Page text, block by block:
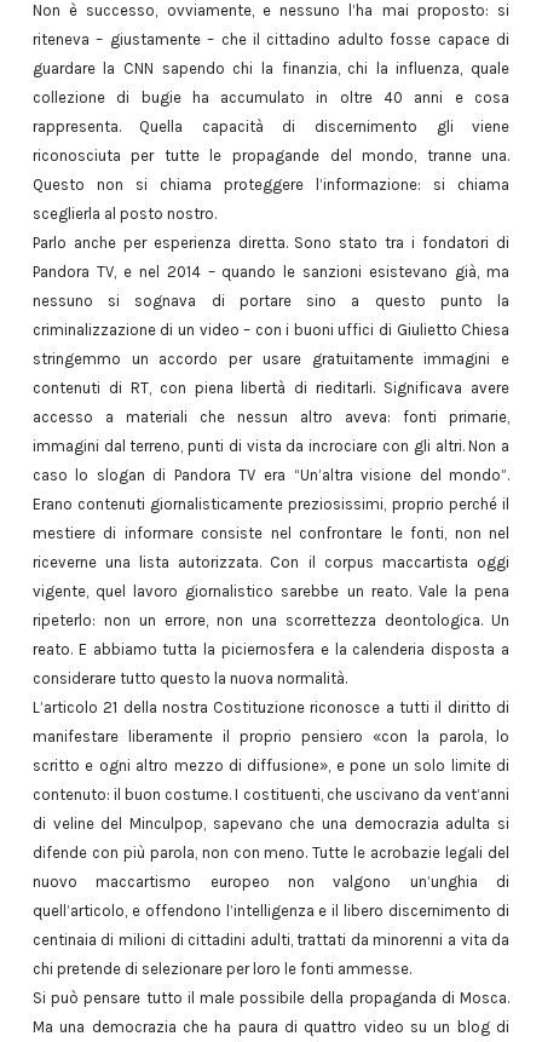
Non è successo, ovviamente, e nessuno l’ha mai proposto: si
riteneva – giustamente – che il cittadino adulto fosse capace di
guardare la CNN sapendo chi la finanzia, chi la influenza, quale
collezione di bugie ha accumulato in oltre 40 anni e cosa
rappresenta. Quella capacità di discernimento gli viene
riconosciuta per tutte le propagande del mondo, tranne una.
Questo non si chiama proteggere l’informazione: si chiama
sceglierla al posto nostro.
Parlo anche per esperienza diretta. Sono stato tra i fondatori di
Pandora TV, e nel 2014 – quando le sanzioni esistevano già, ma
nessuno si sognava di portare sino a questo punto la
criminalizzazione di un video – con i buoni uffici di Giulietto Chiesa
stringemmo un accordo per usare gratuitamente immagini e
contenuti di RT, con piena libertà di rieditarli. Significava avere
accesso a materiali che nessun altro aveva: fonti primarie,
immagini dal terreno, punti di vista da incrociare con gli altri. Non a
caso lo slogan di Pandora TV era “Un’altra visione del mondo”.
Erano contenuti giornalisticamente preziosissimi, proprio perché il
mestiere di informare consiste nel confrontare le fonti, non nel
riceverne una lista autorizzata. Con il corpus maccartista oggi
vigente, quel lavoro giornalistico sarebbe un reato. Vale la pena
ripeterlo: non un errore, non una scorrettezza deontologica. Un
reato. E abbiamo tutta la piciernosfera e la calenderia disposta a
considerare tutto questo la nuova normalità.
L’articolo 21 della nostra Costituzione riconosce a tutti il diritto di
manifestare liberamente il proprio pensiero «con la parola, lo
scritto e ogni altro mezzo di diffusione», e pone un solo limite di
contenuto: il buon costume. I costituenti, che uscivano da vent’anni
di veline del Minculpop, sapevano che una democrazia adulta si
difende con più parola, non con meno. Tutte le acrobazie legali del
nuovo maccartismo europeo non valgono un’unghia di
quell’articolo, e offendono l’intelligenza e il libero discernimento di
centinaia di milioni di cittadini adulti, trattati da minorenni a vita da
chi pretende di selezionare per loro le fonti ammesse.
Si può pensare tutto il male possibile della propaganda di Mosca.
Ma una democrazia che ha paura di quattro video su un blog di